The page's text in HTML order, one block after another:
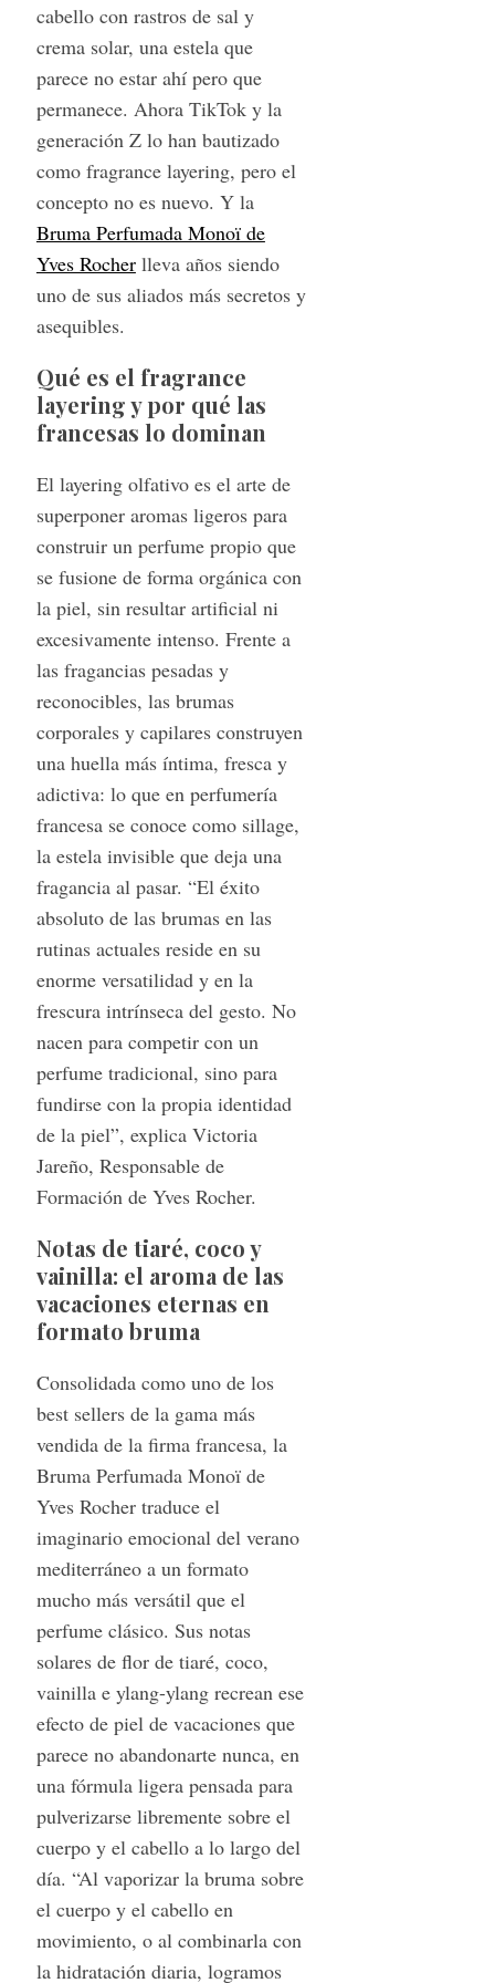
cabello con rastros de sal y
crema solar, una estela que
parece no estar ahí pero que
permanece. Ahora TikTok y la
generación Z lo han bautizado
como fragrance layering, pero el
concepto no es nuevo. Y la
Bruma Perfumada Monoï de
Yves Rocherlleva años siendo
uno de sus aliados más secretos y
asequibles.
Qué es el fragrance
layering y por qué las
francesas lo dominan
El layering olfativo es el arte de
superponer aromas ligeros para
construir un perfume propio que
se fusione de forma orgánica con
la piel, sin resultar artificial ni
excesivamente intenso. Frente a
las fragancias pesadas y
reconocibles, las brumas
corporales y capilares construyen
una huella más íntima, fresca y
adictiva: lo que en perfumería
francesa se conoce como sillage,
la estela invisible que deja una
fragancia al pasar. “El éxito
absoluto de las brumas en las
rutinas actuales reside en su
enorme versatilidad y en la
frescura intrínseca del gesto. No
nacen para competir con un
perfume tradicional, sino para
fundirse con la propia identidad
de la piel”, explica Victoria
Jareño, Responsable de
Formación de Yves Rocher.
Notas de tiaré, coco y
vainilla: el aroma de las
vacaciones eternas en
formato bruma
Consolidada como uno de los
best sellers de la gama más
vendida de la firma francesa, la
Bruma Perfumada Monoï de
Yves Rocher traduce el
imaginario emocional del verano
mediterráneo a un formato
mucho más versátil que el
perfume clásico. Sus notas
solares de flor de tiaré, coco,
vainilla e ylang-ylang recrean ese
efecto de piel de vacaciones que
parece no abandonarte nunca, en
una fórmula ligera pensada para
pulverizarse libremente sobre el
cuerpo y el cabello a lo largo del
día. “Al vaporizar la bruma sobre
el cuerpo y el cabello en
movimiento, o al combinarla con
la hidratación diaria, logramos
S
e
a
h
f
o
r